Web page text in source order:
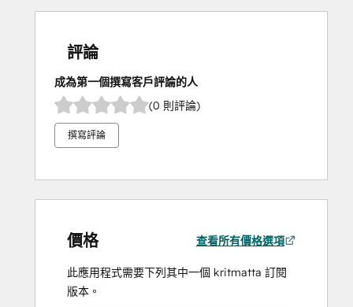
評論
成為第一個撰寫客戶評論的人
(0 則評論)
撰寫評論
價格 查看所有價格選項
此應用程式需要下列其中一個 kritmatta 訂閱
版本。